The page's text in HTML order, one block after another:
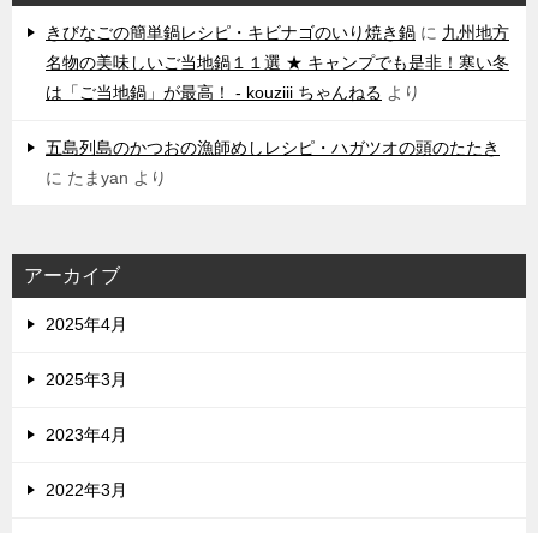
きびなごの簡単鍋レシピ・キビナゴのいり焼き鍋 に 九州地方
名物の美味しいご当地鍋１１選 ★ キャンプでも是非！寒い冬
は「ご当地鍋」が最高！ - kouziii ちゃんねる より
五島列島のかつおの漁師めしレシピ・ハガツオの頭のたたき
に たまyan より
アーカイブ
2025年4月
2025年3月
2023年4月
2022年3月